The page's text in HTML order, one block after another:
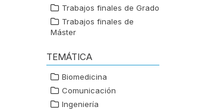
Trabajos finales de Grado
Trabajos finales de
Máster
TEMÁTICA
Biomedicina
Comunicación
Ingeniería